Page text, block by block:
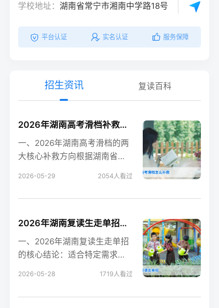
学校地址：湖南省常宁市湘南中学路18号
平台认证 实名认证 服务保障
招生资讯 复读百科
2026年湖南高考滑档补救全攻略 含补录流程与复读规划
一、2026年湖南高考滑档的两
大核心补救方向根据湖南省教
2026-05-29 2054人看过
2026年湖南复读生走单招的可行性分析与实操指南
一、2026年湖南复读生走单招
的核心结论：适合特定需求的
2026-05-28 1719人看过